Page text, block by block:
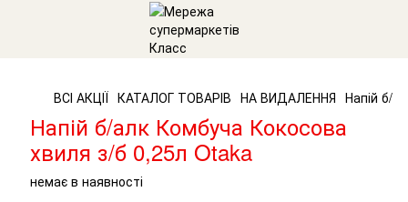
ВСІ АКЦІЇ КАТАЛОГ ТОВАРІВ НА ВИДАЛЕННЯ Напій б/
Напій б/алк Комбуча Кокосова
хвиля з/б 0,25л Otaka
немає в наявності